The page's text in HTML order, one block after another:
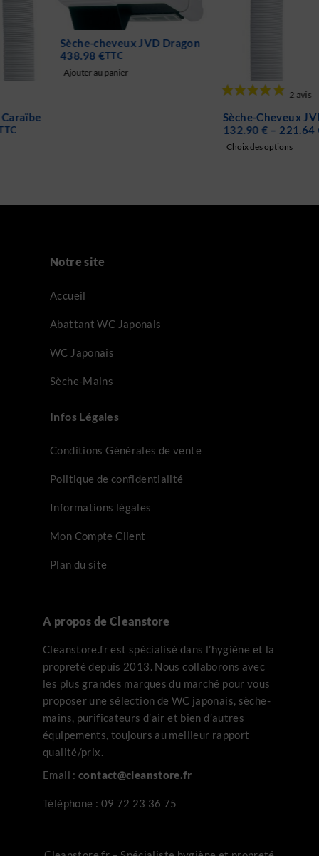
Sèche-cheveux JVD Dragon
TTC
Ajouter au panier
Sèche-Cheveux JVD Caraïbe
–221.64€ TTC
Choix des options
Notre site
Accueil
Abattant WC Japonais
WC Japonais
Sèche-Mains
Infos Légales
Conditions Générales de vente
Politique de confidentialité
Informations légales
Mon Compte Client
Plan du site
A propos de Cleanstore
Cleanstore.fr est spécialisé dans l’hygiène et la
propreté depuis 2013. Nous collaborons avec
les plus grandes marques du marché pour vous
proposer une sélection de WC japonais, sèche-
mains, purificateurs d’air et bien d’autres
équipements, toujours au meilleur rapport
qualité/prix.
Email : contact@cleanstore.fr
Téléphone : 09 72 23 36 75